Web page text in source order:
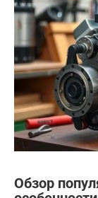
Обзор